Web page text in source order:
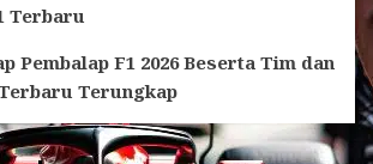
Terbaru
Pembalap F1 2026 Beserta Tim dan
Terungkap